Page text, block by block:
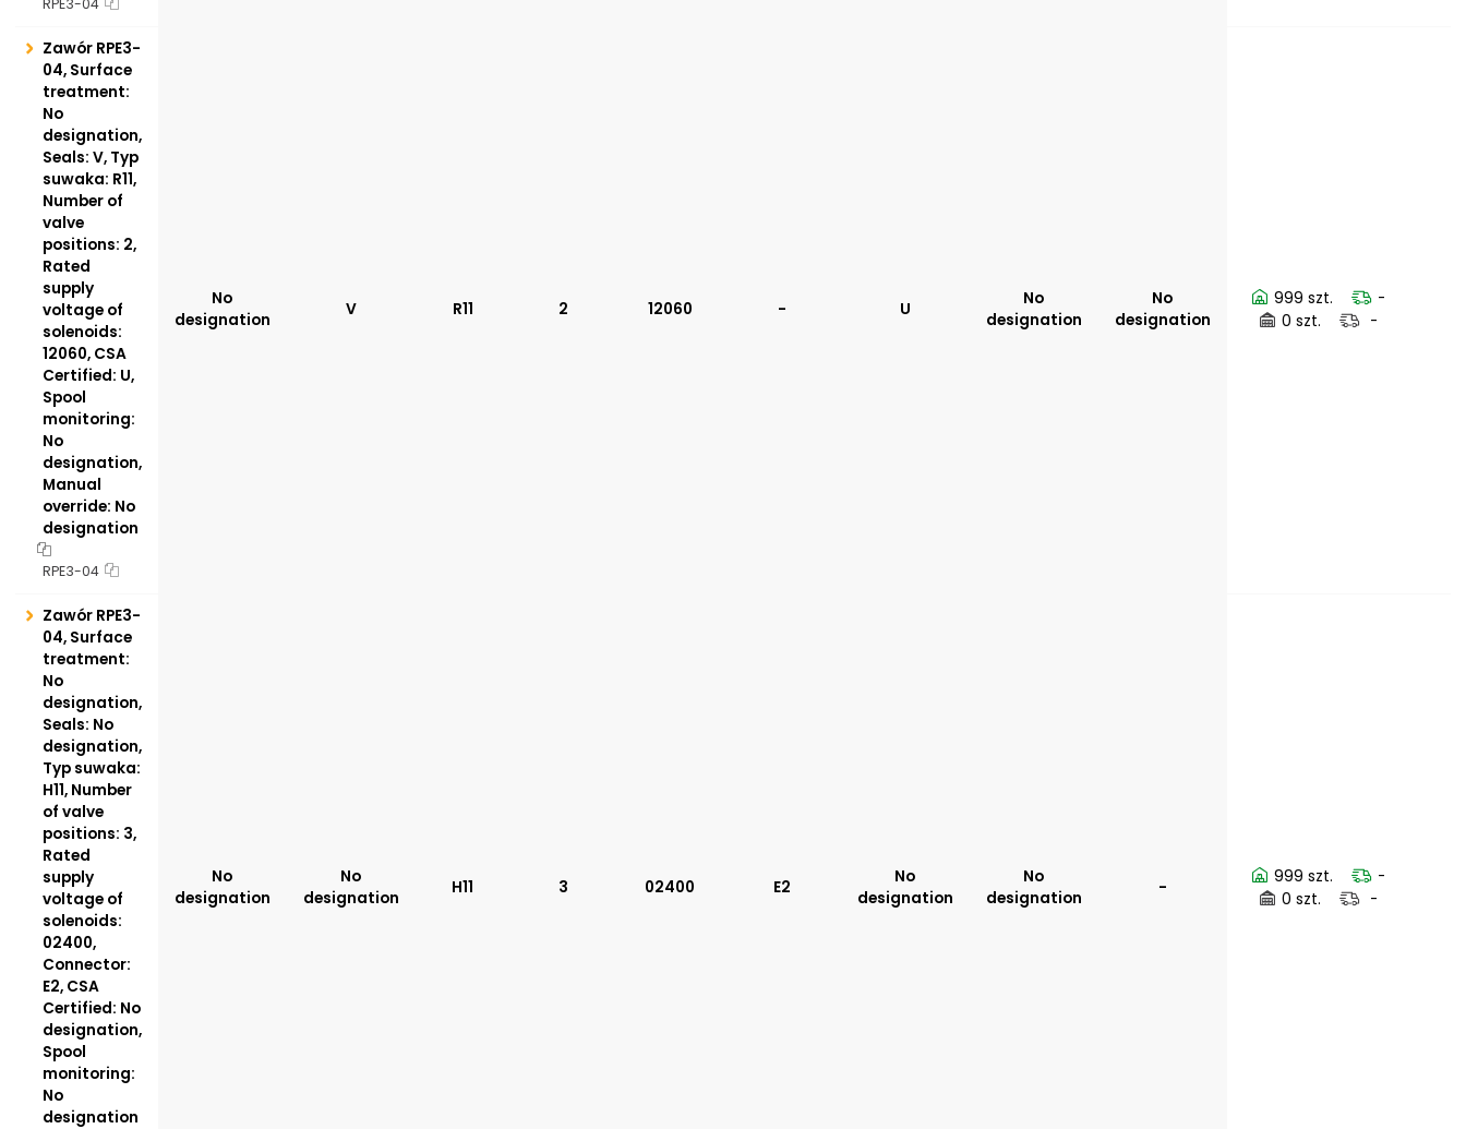
Zawór RPE3-
04, Surface
treatment:
No
designation,
Seals: V, Typ
suwaka: R11,
Number of
valve
positions: 2,
Rated
supply
voltage of
solenoids:
12060, CSA
Certified: U,
Spool
monitoring:
No
designation,
Manual
override: No
designation
RPE3-04
No
designation
V R11 2 12060 - U
No
designation
No
designation
999 szt.
-
0 szt.
-
Zawór RPE3-
04, Surface
treatment:
No
designation,
Seals: No
designation,
Typ suwaka:
H11, Number
of valve
positions: 3,
Rated
supply
voltage of
solenoids:
02400,
Connector:
E2, CSA
Certified: No
designation,
Spool
monitoring:
No
designation
No
designation
No
designation
H11 3 02400 E2
No
designation
No
designation
-
999 szt.
-
0 szt.
-